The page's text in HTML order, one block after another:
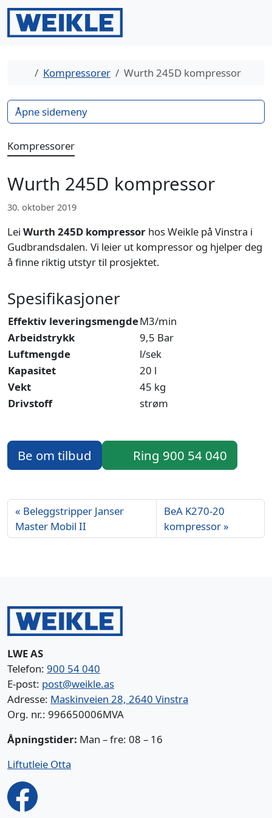
Gå til innhold
Gå til bunntekst
HjemKompressorer Wurth 245D kompressor
Kompressorer
Wurth 245D kompressor
30. oktober 2019
Lei Wurth 245D kompressor hos Weikle på Vinstra i
Gudbrandsdalen. Vi leier ut kompressor og hjelper deg
å finne riktig utstyr til prosjektet.
Spesifikasjoner
Effektiv leveringsmengdeM3/min
Arbeidstrykk
9,5 Bar
Luftmengde
l/sek
Kapasitet
20 l
Vekt
45 kg
Drivstoff
strøm
Be om tilbud Ring 900 54 040
Beleggstripper Janser
Master Mobil II
BeA K270-20
kompressor
Åpne sidemeny
LWE AS
Telefon: 900 54 040
E-post: post@weikle.as
Adresse: Maskinveien 28, 2640 Vinstra
Org. nr.: 996650006MVA
Åpningstider: Man – fre: 08 – 16
Liftutleie Otta